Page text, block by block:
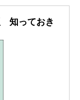
知っておき